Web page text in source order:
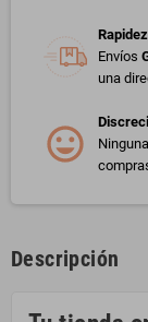
Rapidez
Envíos
una
Descripción